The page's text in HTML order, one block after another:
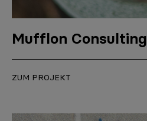
Mufflon Consulting
ZUM PROJEKT